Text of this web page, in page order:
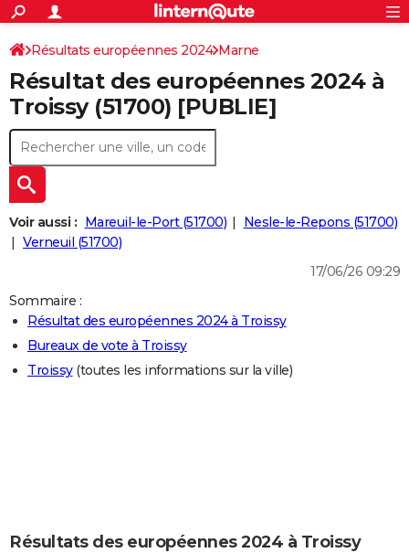
ACTUALITÉS
Politique
Société
Faits Divers
Education
Monde
Villes
+
SPORT
Coupe du monde 2026
Football
Tennis
Cyclisme
Rugby
Forum
CULTURE
Programme TV
TNT
Streaming
Cinéma
Sorties cinéma
Musique
+
FINANCE
Retraite
Impôts
Epargne
Immobilier
Risques naturels par ville
Banque
Assurance
Crédit
AUTO
Essais
Réserver un essai
Citadines
Berlines
SUV
Forum auto
+
HIGH-TECH
Mobiles
Meilleur smartphone
Internet
Ordinateurs
Jeux vidéo
Guide high-tech
BRICOLAGE
Guides de France
Escapades
Patrimoine
Expositions
Musées
Week-end nature
LIFESTYLE
Art de vivre
Bien-être
Loisirs
Mode
Modes de vie
CARTE DE VOEUX
S'inscrire
Connexion
Résultats européennes 2024 Marne
Résultat des européennes 2024 à
Troissy (51700) [PUBLIE]
Voir aussi : Mareuil-le-Port (51700)
Nesle-le-Repons (51700)
Verneuil (51700)
17/06/26 09:29
Sommaire :
Résultat des européennes 2024 à Troissy
Bureaux de vote à Troissy
Troissy(toutes les informations sur la ville)
Résultats des européennes 2024 à Troissy